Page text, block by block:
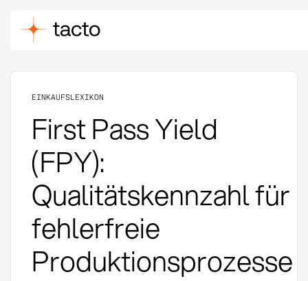
EINKAUFSLEXIKON
First Pass Yield
(FPY):
Qualitätskennzahl für
fehlerfreie
Produktionsprozesse